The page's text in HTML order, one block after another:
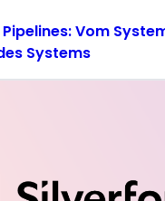
Vom
Systems